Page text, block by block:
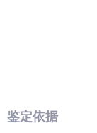
鉴定依据